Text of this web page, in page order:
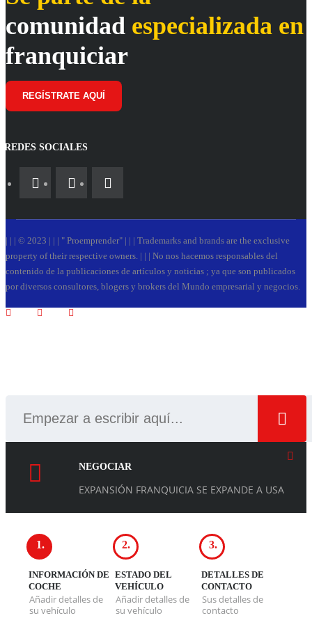
comunidad especializada en
franquiciar
REGÍSTRATE AQUÍ
REDES SOCIALES
| | | © 2023 | | | " Proemprender" | | | Trademarks and brands are the exclusive
property of their respective owners. | | | No nos hacemos responsables del
contenido de la publicaciones de artículos y noticias ; ya que son publicados
por diversos consultores, blogers y brokers del Mundo empresarial y negocios.
NEGOCIAR
EXPANSIÓN FRANQUICIA SE EXPANDE A USA
1.
INFORMACIÓN DE
COCHE
Añadir detalles de
su vehículo
2.
ESTADO DEL
VEHÍCULO
Añadir detalles de
su vehículo
3.
DETALLES DE
CONTACTO
Sus detalles de
contacto